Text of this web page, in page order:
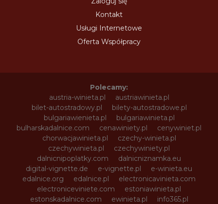
Kontakt
Usługi Internetowe
Oferta Współpracy
Polecamy:
austria-winieta.pl
austriawinieta.pl
bilet-autostradowy.pl
bilety-autostradowe.pl
bulgariawienieta.pl
bulgariawinieta.pl
bulharskadalnice.com
cenawiniety.pl
cenywiniet.pl
chorwacjawinieta.pl
czechy-winieta.pl
czechywinieta.pl
czechywiniety.pl
dalnicnipoplatky.com
dalnicniznamka.eu
digital-vignette.de
e-vignette.pl
e-winieta.eu
edalnice.org
edalnice.pl
electronicavinieta.com
electroniceviniete.com
estoniawinieta.pl
estonskadalnice.com
ewinieta.pl
info365.pl